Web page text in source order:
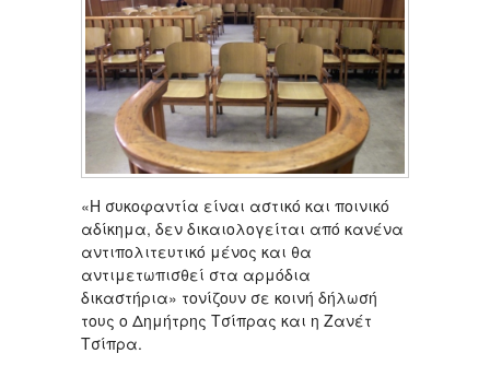
«H συκοφαντία είναι αστικό και ποινικό
αδίκημα, δεν δικαιολογείται από κανένα
αντιπολιτευτικό μένος και θα
αντιμετωπισθεί στα αρμόδια
δικαστήρια» τονίζουν σε κοινή δήλωσή
τους ο Δημήτρης Τσίπρας και η Ζανέτ
Τσίπρα.